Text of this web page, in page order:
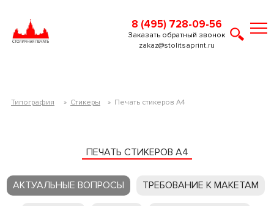
8 (495) 728-09-56
zakaz@stolitsaprint.ru
Заказать обратный звонок
Типография » Стикеры » Печать стикеров А4
ПЕЧАТЬ СТИКЕРОВ А4
АКТУАЛЬНЫЕ ВОПРОСЫ ТРЕБОВАНИЕ К МАКЕТАМ